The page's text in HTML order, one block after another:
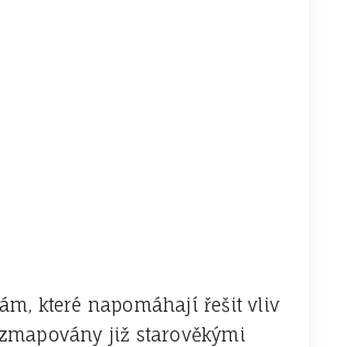
které napomáhají řešit vliv
již starověkými